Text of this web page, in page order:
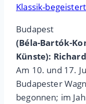
Klassik-
Budapest
(Béla-Bartók-
Künste):
Am 10. und 17.
Budapester
begonnen; im